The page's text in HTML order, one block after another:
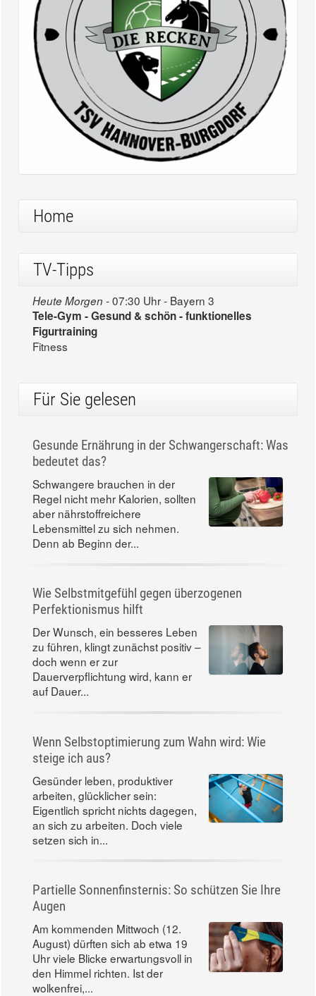
Home
TV-Tipps
Heute Morgen -07:30 Uhr - Bayern 3
Tele-Gym - Gesund & schön - funktionelles
Figurtraining
Fitness
Für Sie gelesen
Gesunde Ernährung in der Schwangerschaft: Was
bedeutet das?
Schwangere brauchen in der
Regel nicht mehr Kalorien, sollten
aber nährstoffreichere
Lebensmittel zu sich nehmen.
Denn ab Beginn der...
Wie Selbstmitgefühl gegen überzogenen
Perfektionismus hilft
Der Wunsch, ein besseres Leben
zu führen, klingt zunächst positiv –
doch wenn er zur
Dauerverpflichtung wird, kann er
auf Dauer...
Wenn Selbstoptimierung zum Wahn wird: Wie
steige ich aus?
Gesünder leben, produktiver
arbeiten, glücklicher sein:
Eigentlich spricht nichts dagegen,
an sich zu arbeiten. Doch viele
setzen sich in...
Partielle Sonnenfinsternis: So schützen Sie Ihre
Augen
Am kommenden Mittwoch (12.
August) dürften sich ab etwa 19
Uhr viele Blicke erwartungsvoll in
den Himmel richten. Ist der
wolkenfrei,...